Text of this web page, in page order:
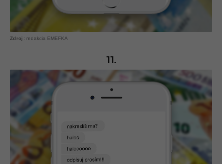
redakcia EMEFKA
11.